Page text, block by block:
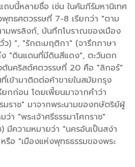
บนี้หลายชื่อ เช่น ในคัมภีร์มหานิเทศ
ทธศตวรรษที่ 7-8 เรียกว่า "ตาม
มพรลิงก์, บันทึกโบราณของเมือง
ว) ", "รักตะมฤติกา" (จารึกภาษา
"ดินแดนที่มีดินสีแดง", ตะวันตก
ต้นคริสต์ศตวรรษที่ 20 คือ "ลิกอร์"
เข้ามาติดต่อค้าขายในสมัยกรุง
กก่อน โดยเพี้ยนมาจากคำว่า
มราช" มาจากพระนามของกษัตริย์ผู้
า "พระเจ้าศรีธรรมาโศกราช"
) มีความหมายว่า "นครอันเป็นสง่า
รือ "เมืองแห่งพุทธธรรมของพระ